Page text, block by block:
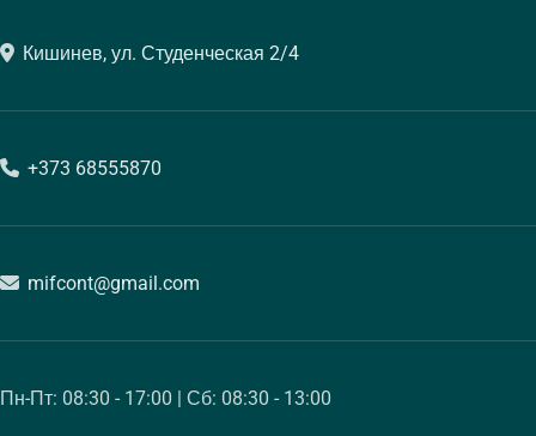
Кишинев, ул. Студенческая 2/4
+373 68555870
mifcont@gmail.com
Пн-Пт: 08:30 - 17:00 | Сб: 08:30 - 13:00